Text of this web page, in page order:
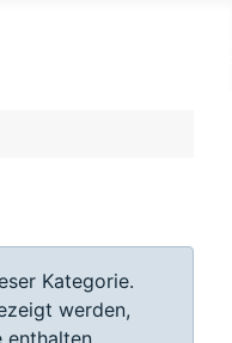
Kategorie.
werden,